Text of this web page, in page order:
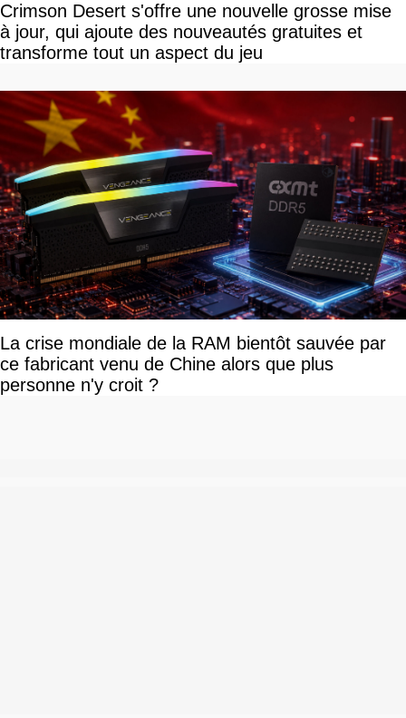
Crimson Desert s'offre une nouvelle grosse mise
à jour, qui ajoute des nouveautés gratuites et
transforme tout un aspect du jeu
La crise mondiale de la RAM bientôt sauvée par
ce fabricant venu de Chine alors que plus
personne n'y croit ?